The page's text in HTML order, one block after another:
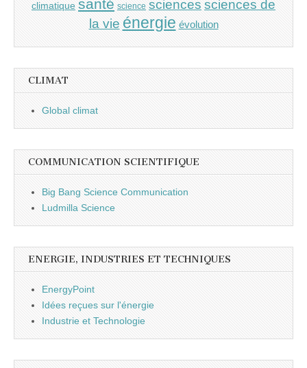
climatique santé science sciences sciences de
la vie énergie évolution
CLIMAT
Global climat
COMMUNICATION SCIENTIFIQUE
Big Bang Science Communication
Ludmilla Science
ENERGIE, INDUSTRIES ET TECHNIQUES
EnergyPoint
Idées reçues sur l'énergie
Industrie et Technologie